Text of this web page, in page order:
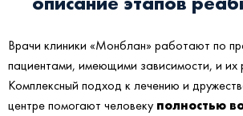
Врачи клиники «Монблан» работают по
пациентами, имеющими зависимости, и их
Комплексный подход к лечению и
центре помогают человеку полностью